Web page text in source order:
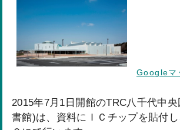
Googleマ
2015年7月1日開館のTRC八千代中
書館)は、資料にＩＣチップを貼付し